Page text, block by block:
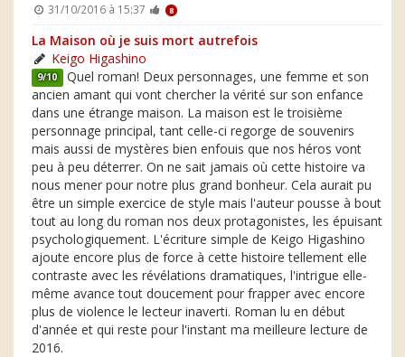
31/10/2016 à 15:37 8
La Maison où je suis mort autrefois
Keigo Higashino
9/10 Quel roman! Deux personnages, une femme et son
ancien amant qui vont chercher la vérité sur son enfance
dans une étrange maison. La maison est le troisième
personnage principal, tant celle-ci regorge de souvenirs
mais aussi de mystères bien enfouis que nos héros vont
peu à peu déterrer. On ne sait jamais où cette histoire va
nous mener pour notre plus grand bonheur. Cela aurait pu
être un simple exercice de style mais l'auteur pousse à bout
tout au long du roman nos deux protagonistes, les épuisant
psychologiquement. L'écriture simple de Keigo Higashino
ajoute encore plus de force à cette histoire tellement elle
contraste avec les révélations dramatiques, l'intrigue elle-
même avance tout doucement pour frapper avec encore
plus de violence le lecteur inaverti. Roman lu en début
d'année et qui reste pour l'instant ma meilleure lecture de
2016.